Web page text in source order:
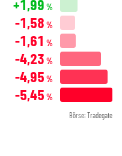
+1,99 %
-1,58 %
-1,61 %
-4,23 %
-4,95 %
-5,45 %
Börse: Tradegate